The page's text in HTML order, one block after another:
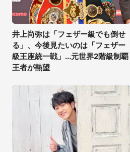
井上尚弥は「フェザー級でも倒せ
る」、今後見たいのは「フェザー
級王座統一戦」...元世界2階級制覇
王者が熱望